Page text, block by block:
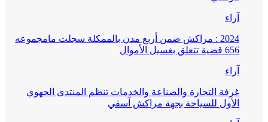
آراء
2024 : مراكش ضمن أربع مدن بالممكلة سجلت مامجموعه
656 قضية تتعلق بغسيل الأموال
آراء
غرفة التجارة والصناعة والخدمات تنظم المنتدى الجهوي
الأول للسياحة بجهة مراكش آسفي